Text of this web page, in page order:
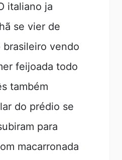
italiano ja
se vier de
brasileiro vendo
feijoada todo
também
do prédio se
para
macarronada